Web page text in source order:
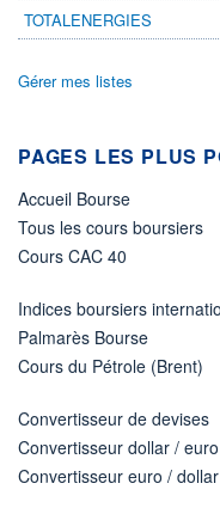
DERNIER
DIVIDENDE
0,00 EUR
ÉLIGIBILITÉ
Boursobank
TOTALENERGIES
Gérer mes listes
PAGES LES PLUS
Accueil Bourse
Tous les cours boursiers
Cours CAC 40
Indices boursiers
Palmarès Bourse
Cours du Pétrole (Brent)
Convertisseur de devises
Convertisseur dollar / euro
Convertisseur euro / dollar